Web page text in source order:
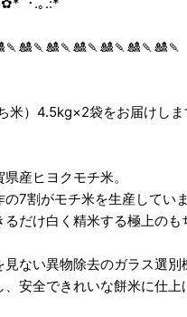
米）4.5kg×2袋をお届けしま
産ヒヨクモチ米。
7割がモチ米を生産してい
だけ白く精米する極上のも
見ない異物除去のガラス選別
安全できれいな餅米に仕上